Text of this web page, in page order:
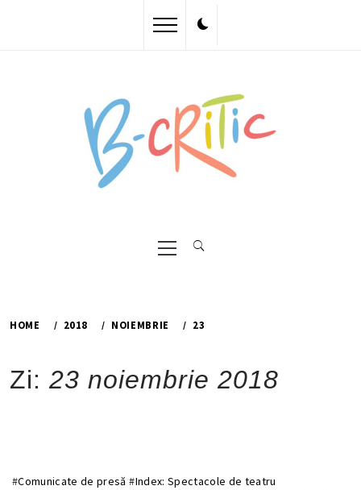
Primary
Menu
HOME 2018 NOIEMBRIE 23
Zi: 23 noiembrie 2018
#Comunicate de presă #Index: Spectacole de teatru